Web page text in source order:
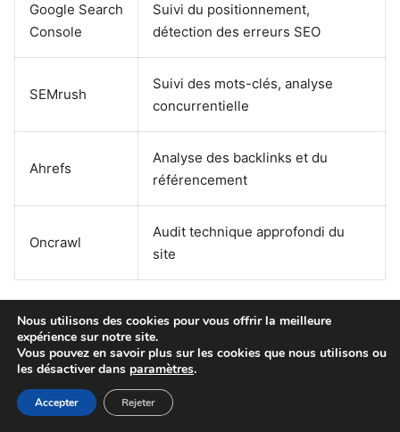
Google Search
Console
Suivi du positionnement,
détection des erreurs SEO
SEMrush
Suivi des mots-clés, analyse
concurrentielle
Ahrefs
Analyse des backlinks et du
référencement
Oncrawl
Audit technique approfondi du
site
L’analyse régulière des résultats permet de mettre en
place des actions correctrices et d’optimiser le SEO des
articles de blog pour garantir des performances durables.
Nous utilisons des cookies pour vous offrir la meilleure
expérience sur notre site.
Vous pouvez en savoir plus sur les cookies que nous utilisons ou
les désactiver dans paramètres.
Accepter Rejeter